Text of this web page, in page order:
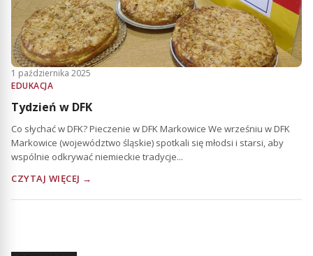
1 października 2025
EDUKACJA
Tydzień w DFK
Co słychać w DFK? Pieczenie w DFK Markowice We wrześniu w DFK
Markowice (województwo śląskie) spotkali się młodsi i starsi, aby
wspólnie odkrywać niemieckie tradycje...
CZYTAJ WIĘCEJ →